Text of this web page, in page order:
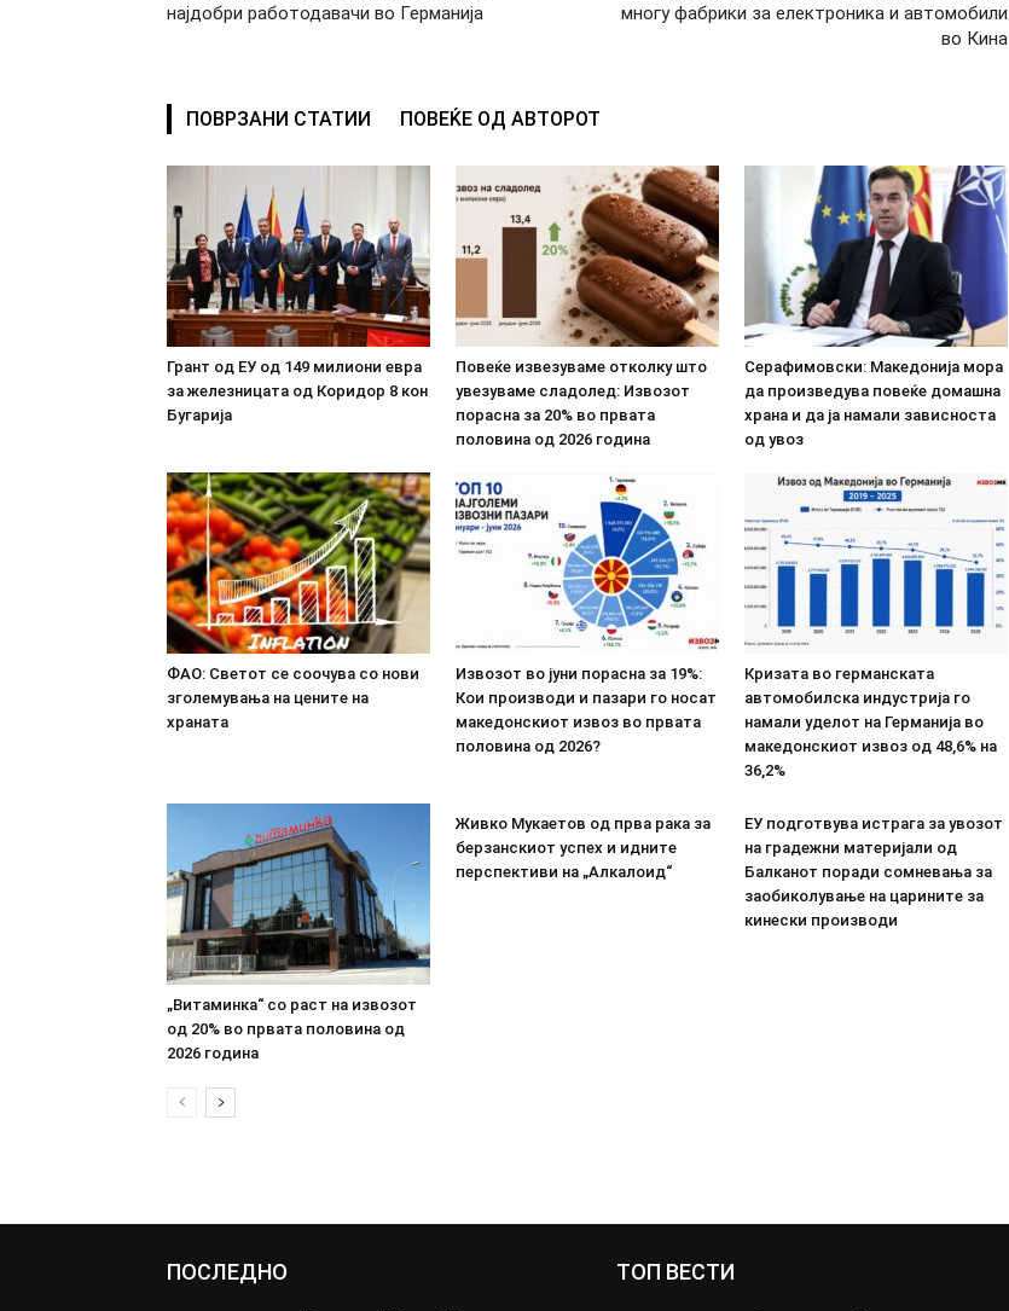
најдобри работодавачи во Германија
многу фабрики за електроника и автомобили
во Кина
ПОВРЗАНИ СТАТИИ ПОВЕЌЕ ОД АВТОРОТ
Грант од ЕУ од 149 милиони евра
за железницата од Коридор 8 кон
Бугарија
Повеќе извезуваме отколку што
увезуваме сладолед: Извозот
порасна за 20% во првата
половина од 2026 година
Серафимовски: Македонија мора
да произведува повеќе домашна
храна и да ја намали зависноста
од увоз
ФАО: Светот се соочува со нови
зголемувања на цените на
храната
Извозот во јуни порасна за 19%:
Кои производи и пазари го носат
македонскиот извоз во првата
половина од 2026?
Кризата во германската
автомобилска индустрија го
намали уделот на Германија во
македонскиот извоз од 48,6% на
36,2%
„Витаминка“ со раст на извозот
од 20% во првата половина од
2026 година
Живко Мукаетов од прва рака за
берзанскиот успех и идните
перспективи на „Алкалоид“
ЕУ подготвува истрага за увозот
на градежни материјали од
Балканот поради сомневања за
заобиколување на царините за
кинески производи
ПОСЛЕДНО ТОП ВЕСТИ